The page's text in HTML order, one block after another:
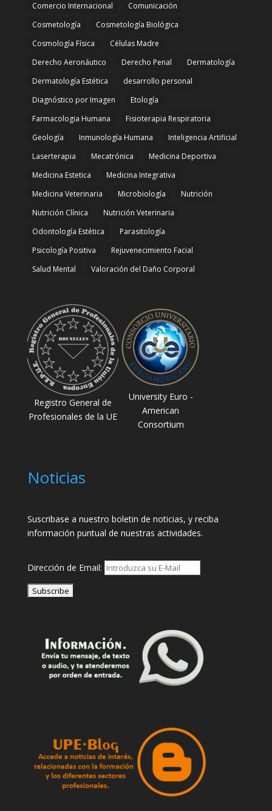
Comercio Internacional
Comunicación
Cosmetología
Cosmetología Biológica
Cosmología Física
Células Madre
Derecho Aeronáutico
Derecho Penal
Dermatología
Dermatología Estética
desarrollo personal
Diagnóstico por Imagen
Etología
Farmacologia Humana
Fisioterapia Respiratoria
Geología
Inmunología Humana
Inteligencia Artificial
Laserterapia
Mecatrónica
Medicina Deportiva
Medicina Estetica
Medicina Integrativa
Medicina Veterinaria
Microbiología
Nutrición
Nutrición Clínica
Nutrición Veterinaria
Odontología Estética
Parasitología
Psicología Positiva
Rejuvenecimiento Facial
Salud Mental
Valoración del Daño Corporal
Registro General de
Profesionales de la UE
University Euro -
American
Consortium
Noticias
Suscribase a nuestro boletin de noticias, y reciba
información puntual de nuestras actividades.
Dirección de Email: